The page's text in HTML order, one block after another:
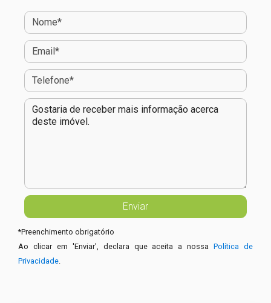
*Preenchimento obrigatório
Ao clicar em 'Enviar', declara que aceita a nossaPolítica de
Privacidade